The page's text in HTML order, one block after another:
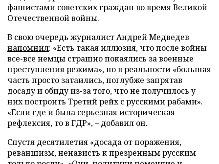
фашистами советских граждан во время Великой
Отечественной войны.
В свою очередь журналист Андрей Медведев
напомнил: «Есть такая иллюзия, что после войны
все-все немцы страшно покаялись за военные
преступления режима», но в реальности «большая
часть просто затаились, поглубже запрятав
досаду и обиду из-за того, что не получилось у
них построить Третий рейх с русскими рабами».
«Если где и была серьезная историческая
рефлексия, то в ГДР», – добавил он.
Спустя десятилетия «досада от поражения,
реваншизм, ненависть к презренным русским